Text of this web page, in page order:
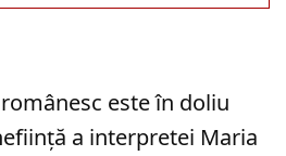
este în doliu
a interpretei Maria